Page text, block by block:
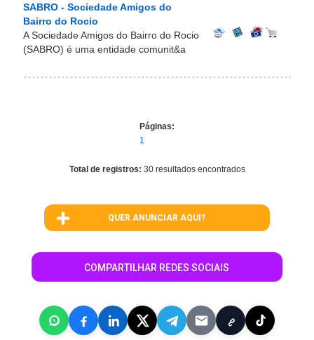
SABRO - Sociedade Amigos do
Bairro do Rocio
A Sociedade Amigos do Bairro do Rocio
(SABRO) é uma entidade comunit&a
Páginas:
1
Total de registros: 30 resultados encontrados
QUER ANUNCIAR AQUI?
COMPARTILHAR REDES SOCIAIS